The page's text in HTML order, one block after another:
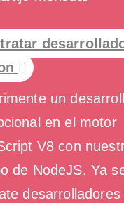
un
en el motor
V8 con
de NodeJS. Ya
desarrolladores